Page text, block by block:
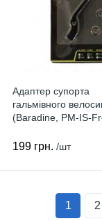
Адаптер супорта
гальмівного
(Baradine, PM-IS-
199 грн. /шт
1 2